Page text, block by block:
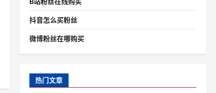
抖音怎么买粉丝
微博粉丝在哪购买
热门文章